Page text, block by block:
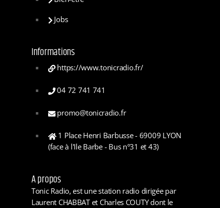
Jobs
Informations
https://www.tonicradio.fr/
04 72 741 741
promo@tonicradio.fr
1 Place Henri Barbusse - 69009 LYON
(face à l'Ile Barbe - Bus n°31 et 43)
A propos
Tonic Radio, est une station radio dirigée par
Laurent CHABBAT et Charles COUTY dont le